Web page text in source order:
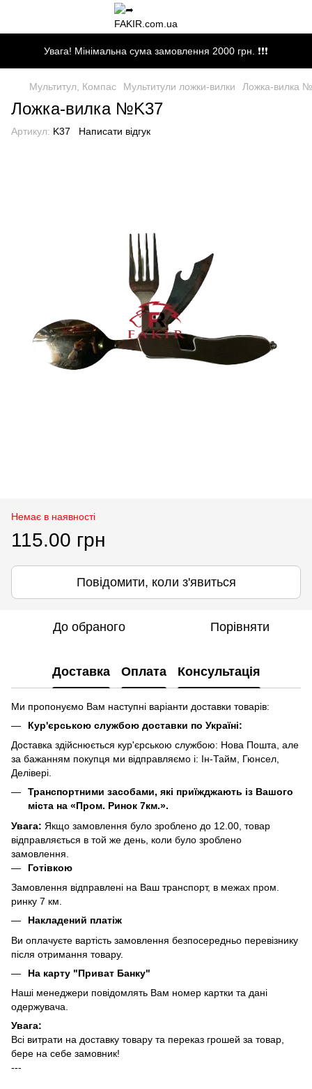
Увага! Мінімальна сума замовлення 2000 грн. ❗❗❗
Мультитул, Компас Мультитули ложки-вилки Ложка-вилка
Ложка-вилка №K37
Артикул: K37 Написати відгук
Немає в наявності
115.00 грн
Повідомити, коли з'явиться
До обраного Порівняти
Доставка Оплата Консультація
Ми пропонуємо Вам наступні варіанти доставки товарів:
Кур'єрською службою доставки по Україні:
Доставка здійснюється кур'єрською службою: Нова Пошта, але
за бажанням покупця ми відправляємо і: Ін-Тайм, Гюнсел,
Делівері.
Транспортними засобами, які приїжджають із Вашого
міста на «Пром. Ринок 7км.».
Увага: Якщо замовлення було зроблено до 12.00, товар
відправляється в той же день, коли було зроблено
замовлення.
Готівкою
Замовлення відправлені на Ваш транспорт, в межах пром.
ринку 7 км.
Накладений платіж
Ви оплачуєте вартість замовлення безпосередньо перевізнику
після отримання товару.
На карту "Приват Банку"
Наші менеджери повідомлять Вам номер картки та дані
одержувача.
Увага:
Всі витрати на доставку товару та переказ грошей за товар,
бере на себе замовник!
---